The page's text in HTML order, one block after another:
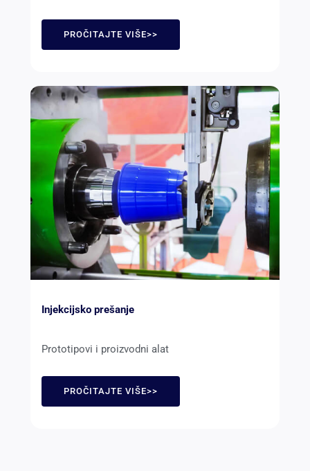
PROČITAJTE VIŠE>>
Injekcijsko prešanje
Prototipovi i proizvodni alat
PROČITAJTE VIŠE>>